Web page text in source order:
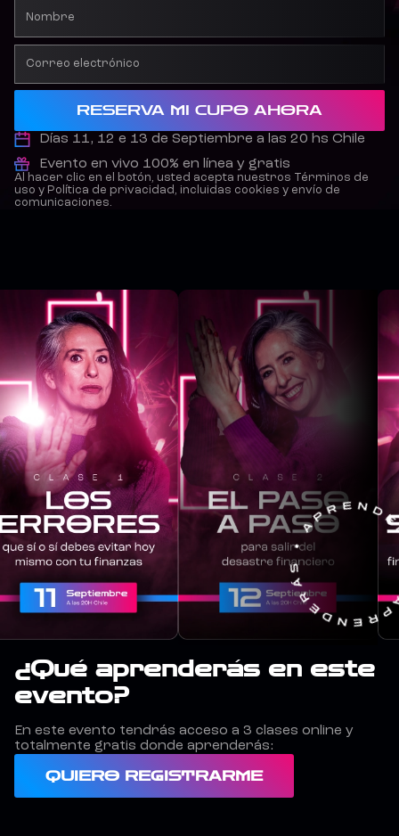
RESERVA MI CUPO AHORA
Días 11, 12 e 13 de Septiembre a las 20 hs Chile
Evento en vivo 100% en línea y gratis
Al hacer clic en el botón, usted acepta nuestros Términos de
uso y Política de privacidad, incluidas cookies y envío de
comunicaciones.
¿Qué aprenderás en este
evento?
En este evento tendrás acceso a 3 clases online y
totalmente gratis donde aprenderás:
QUIERO REGISTRARME